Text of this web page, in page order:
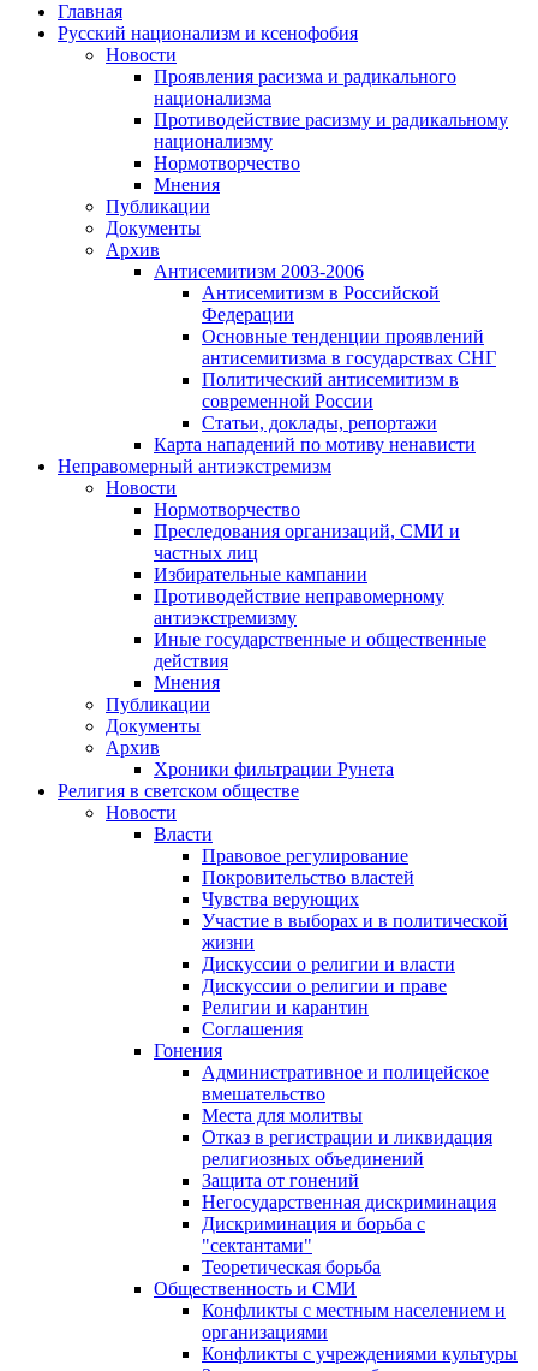
Главная
Русский национализм и ксенофобия
Новости
Проявления расизма и радикального
национализма
Противодействие расизму и радикальному
национализму
Нормотворчество
Мнения
Публикации
Документы
Архив
Антисемитизм 2003-2006
Антисемитизм в Российской
Федерации
Основные тенденции проявлений
антисемитизма в государствах СНГ
Политический антисемитизм в
современной России
Статьи, доклады, репортажи
Карта нападений по мотиву ненависти
Неправомерный антиэкстремизм
Новости
Нормотворчество
Преследования организаций, СМИ и
частных лиц
Избирательные кампании
Противодействие неправомерному
антиэкстремизму
Иные государственные и общественные
действия
Мнения
Публикации
Документы
Архив
Хроники фильтрации Рунета
Религия в светском обществе
Новости
Власти
Правовое регулирование
Покровительство властей
Чувства верующих
Участие в выборах и в политической
жизни
Дискуссии о религии и власти
Дискуссии о религии и праве
Религии и карантин
Соглашения
Гонения
Административное и полицейское
вмешательство
Места для молитвы
Отказ в регистрации и ликвидация
религиозных объединений
Защита от гонений
Негосударственная дискриминация
Дискриминация и борьба с
"сектантами"
Теоретическая борьба
Общественность и СМИ
Конфликты с местным населением и
организациями
Конфликты с учреждениями культуры